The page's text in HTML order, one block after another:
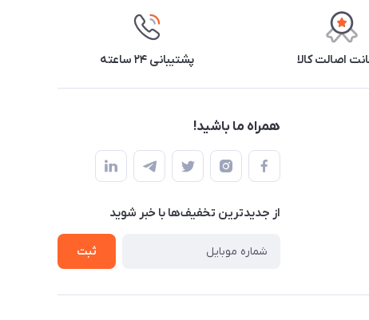
اصالت کالا پشتیبانی ۲۴ ساعته
همراه ما باشید!
از جدید‌ترین تخفیف‌ها با‌ خبر شوید
ثبت